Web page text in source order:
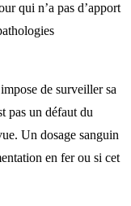
qui n’a pas d’apport
de surveiller sa
pas un défaut du
Un dosage sanguin
en fer ou si cet